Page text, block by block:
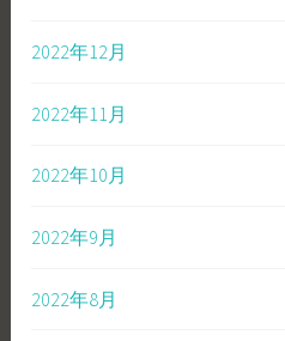
2022年12月
2022年11月
2022年10月
2022年9月
2022年8月